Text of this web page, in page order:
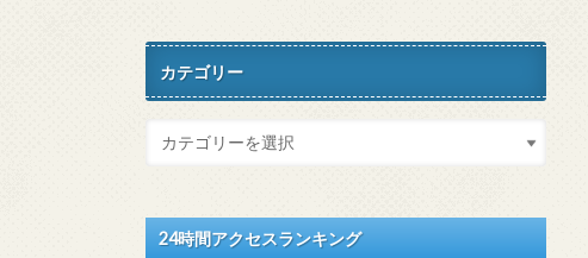
カテゴリー
24時間アクセスランキング